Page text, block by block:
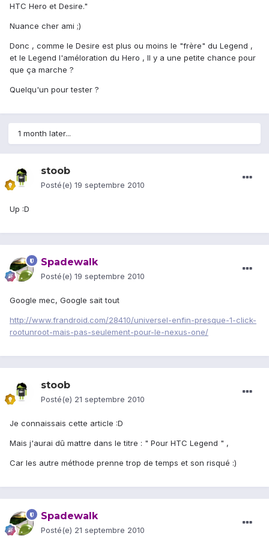
HTC Hero et Desire."
Nuance cher ami ;)
Donc , comme le Desire est plus ou moins le "frère" du Legend ,
et le Legend l'améloration du Hero , Il y a une petite chance pour
que ça marche ?
Quelqu'un pour tester ?
1 month later...
stoob
Posté(e) 19 septembre 2010
Up :D
Spadewalk
Posté(e) 19 septembre 2010
Google mec, Google sait tout
http://www.frandroid.com/28410/universel-enfin-presque-1-click-
rootunroot-mais-pas-seulement-pour-le-nexus-one/
stoob
Posté(e) 21 septembre 2010
Je connaissais cette article :D
Mais j'aurai dû mattre dans le titre : " Pour HTC Legend " ,
Car les autre méthode prenne trop de temps et son risqué :)
Spadewalk
Posté(e) 21 septembre 2010